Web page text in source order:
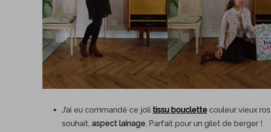
J’ai eu commandé ce joli tissu bouclette couleur vieux
souhait, aspect lainage. Parfait pour un gilet de berger !